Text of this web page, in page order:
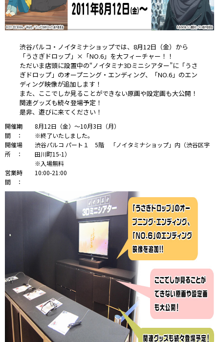
渋谷パルコ・ノイタミナショップでは、8月12日（金）から
「うさぎドロップ」×「NO.6」を大フィーチャー！！
ただいま店頭に設置中の“ノイタミナ3Dミニシアター”に「うさ
ぎドロップ」のオープニング・エンディング、「NO.6」のエン
ディング映像が追加します！
また、ここでしか見ることができない原画や設定画も大公開！
関連グッズも続々登場予定！
是非、遊びに来てください！
開催期
間 ：
8月12日（金）～10月3日（月）
※終了いたしました。
開催場
所 ：
渋谷パルコ パート１ 5階 「ノイタミナショップ」内（渋谷区宇
田川町15-1）
※入場無料
営業時
間 ：
10:00-21:00